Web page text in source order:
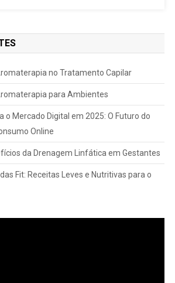
no Tratamento Capilar
para Ambientes
o Mercado Digital em 2025: O Futuro do
Online
da Drenagem Linfática em Gestantes
Fit: Receitas Leves e Nutritivas para o